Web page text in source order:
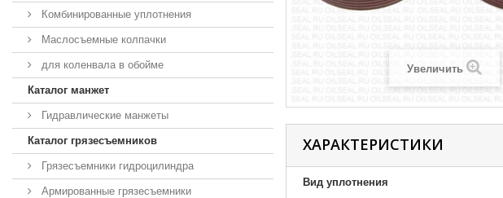
Комбинированные уплотнения
Маслосъемные колпачки
для коленвала в обойме
Каталог манжет
Гидравлические манжеты
Каталог грязесъемников
Грязесъемники гидроцилиндра
Армированные грязесъемники
Увеличить
ХАРАКТЕРИСТИКИ
Вид уплотнения